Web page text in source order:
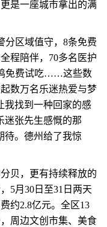
是一座城市拿出的满
区域值守，8条免费
程陪伴，70多名医护
免费试吃……这些数
数万名乐迷热爱与梦
我找到一种回家的感
迷张先生感慨的那
待。德州给了我惊
贝，更有持续释放的
5月30日至31日两天
约2.8亿元。全区13
周边文创市集、美食